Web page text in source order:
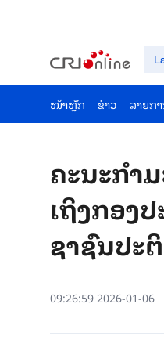
ໜ້າຫຼັກ ຂ່າວ ລາຍ​ກ
ຄະ​ນະ​ກຳ​
ເຖິງກອງ​
ຊາ​ຊົນ​ປະ​
09:26:59 2026-01-06